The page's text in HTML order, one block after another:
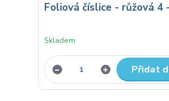
Foliová číslice - růžová 4
Skladem
Přidat